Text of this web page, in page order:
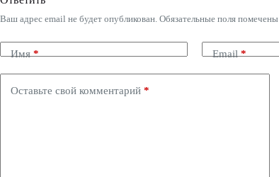
Ваш адрес email не будет опубликован. Обязательные поля помечены
Имя* Email*
Оставьте свой комментарий *